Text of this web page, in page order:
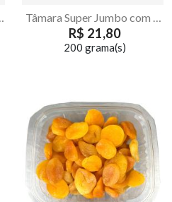
R$ 21,80
200 grama(s)